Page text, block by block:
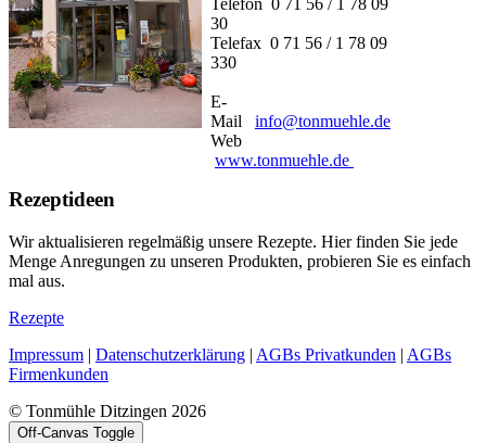
30
Telefax 0 71 56 / 1 78 09
330
E-
Mail
info@tonmuehle.de
Web
www.tonmuehle.de
Rezeptideen
Wir aktualisieren regelmäßig unsere Rezepte. Hier finden Sie jede
Menge Anregungen zu unseren Produkten, probieren Sie es einfach
mal aus.
Rezepte
Impressum | Datenschutzerklärung | AGBs Privatkunden | AGBs
Firmenkunden
© Tonmühle Ditzingen 2026
Off-Canvas Toggle